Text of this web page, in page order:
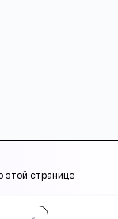
этой странице